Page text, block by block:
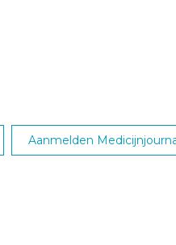
Aanmelden